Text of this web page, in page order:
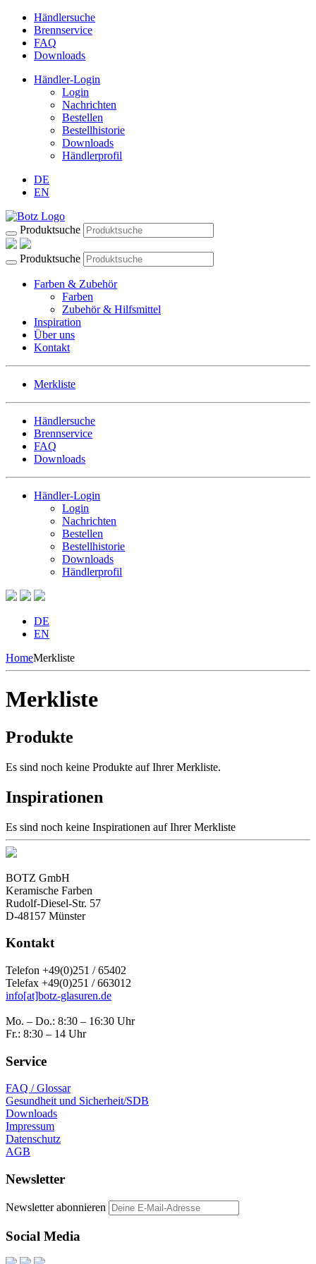
Händlersuche
Brennservice
FAQ
Downloads
Händler-Login
Login
Nachrichten
Bestellen
Bestellhistorie
Downloads
Händlerprofil
DE
EN
Produktsuche
Produktsuche
Farben & Zubehör
Farben
Zubehör & Hilfsmittel
Inspiration
Über uns
Kontakt
Merkliste
Händlersuche
Brennservice
FAQ
Downloads
Händler-Login
Login
Nachrichten
Bestellen
Bestellhistorie
Downloads
Händlerprofil
DE
EN
HomeMerkliste
Merkliste
Produkte
Es sind noch keine Produkte auf Ihrer Merkliste.
Inspirationen
Es sind noch keine Inspirationen auf Ihrer Merkliste
BOTZ GmbH
Keramische Farben
Rudolf-Diesel-Str. 57
D-48157 Münster
Kontakt
Telefon +49(0)251 / 65402
Telefax +49(0)251 / 663012
info[at]botz-glasuren.de
Mo. – Do.: 8:30 – 16:30 Uhr
Fr.: 8:30 – 14 Uhr
Service
FAQ / Glossar
Gesundheit und Sicherheit/SDB
Downloads
Impressum
Datenschutz
AGB
Newsletter
Newsletter abonnieren
Social Media